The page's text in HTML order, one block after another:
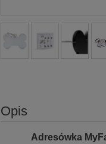
Opis
Adresówka